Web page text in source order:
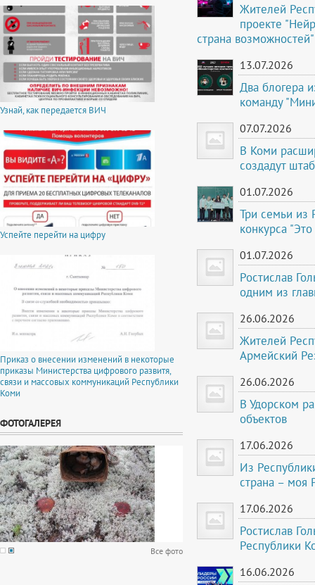
Узнай, как передается ВИЧ
Успейте перейти на цифру
Приказ о внесении изменений в некоторые
приказы Министерства цифрового развитя,
связи и массовых коммуникаций Республики
Коми
ФОТОГАЛЕРЕЯ
Все фото
Жителей
проекте
страна возможностей"
13.07.2026
Два блогера
команду
07.07.2026
В Коми
создадут
01.07.2026
Три семьи из
конкурса
01.07.2026
Ростислав
одним из
26.06.2026
Жителей
Армейский
26.06.2026
В Удорском
объектов
17.06.2026
Из
страна – моя
17.06.2026
Ростислав
Республики
16.06.2026